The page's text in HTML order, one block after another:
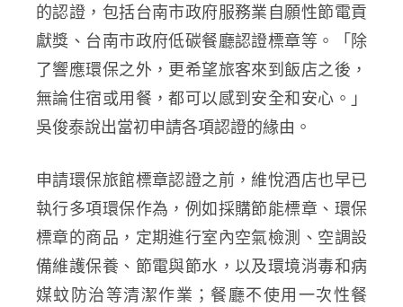
的認證，包括台南市政府服務業自願性節電貢
獻獎、台南市政府低碳餐廳認證標章等。「除
了響應環保之外，更希望旅客來到飯店之後，
無論住宿或用餐，都可以感到安全和安心。」
吳俊泰說出當初申請各項認證的緣由。
申請環保旅館標章認證之前，維悅酒店也早已
執行多項環保作為，例如採購節能標章、環保
標章的商品，定期進行室內空氣檢測、空調設
備維護保養、節電與節水，以及環境消毒和病
媒蚊防治等清潔作業；餐廳不使用一次性餐